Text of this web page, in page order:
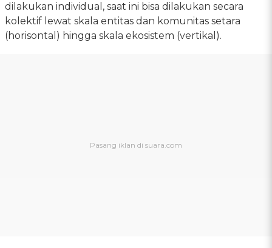
dilakukan individual, saat ini bisa dilakukan secara
kolektif lewat skala entitas dan komunitas setara
(horisontal) hingga skala ekosistem (vertikal).